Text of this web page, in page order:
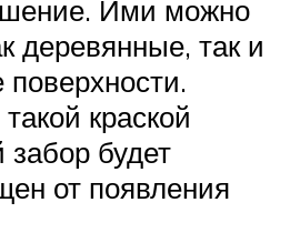
Ими можно
деревянные, так и
краской
будет
от появления